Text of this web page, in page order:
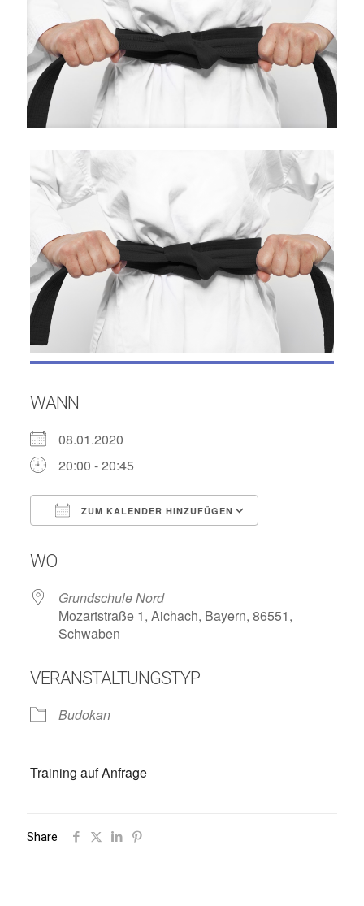
WANN
08.01.2020
20:00 - 20:45
ZUM KALENDER HINZUFÜGEN
WO
Grundschule Nord
Mozartstraße 1, Aichach, Bayern, 86551,
Schwaben
VERANSTALTUNGSTYP
Budokan
Training auf Anfrage
Share